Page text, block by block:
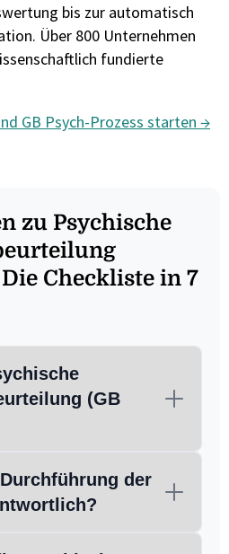
bis zur automatisch
Über 800 Unternehmen
fundierte
GB Psych-Prozess starten →
zu Psychische
Checkliste in 7
(GB
der